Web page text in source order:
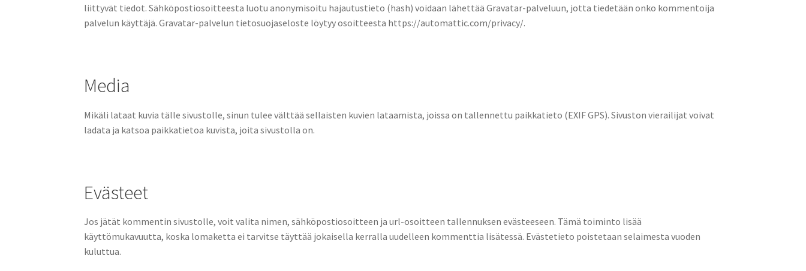
liittyvät tiedot. Sähköpostiosoitteesta luotu anonymisoitu hajautustieto (hash) voidaan lähettää Gravatar-palveluun, jotta tiedetään onko kommentoija
palvelun käyttäjä. Gravatar-palvelun tietosuojaseloste löytyy osoitteesta https://automattic.com/privacy/.
Media
Mikäli lataat kuvia tälle sivustolle, sinun tulee välttää sellaisten kuvien lataamista, joissa on tallennettu paikkatieto (EXIF GPS). Sivuston vierailijat voivat
ladata ja katsoa paikkatietoa kuvista, joita sivustolla on.
Evästeet
Jos jätät kommentin sivustolle, voit valita nimen, sähköpostiosoitteen ja url-osoitteen tallennuksen evästeeseen. Tämä toiminto lisää
käyttömukavuutta, koska lomaketta ei tarvitse täyttää jokaisella kerralla uudelleen kommenttia lisätessä. Evästetieto poistetaan selaimesta vuoden
kuluttua.